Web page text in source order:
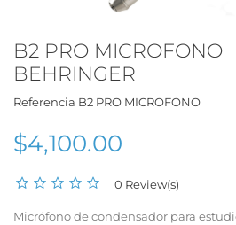
B2 PRO MICROFONO
BEHRINGER
Referencia B2 PRO MICROFONO
$4,100.00
0 Review(s)
Micrófono de condensador para